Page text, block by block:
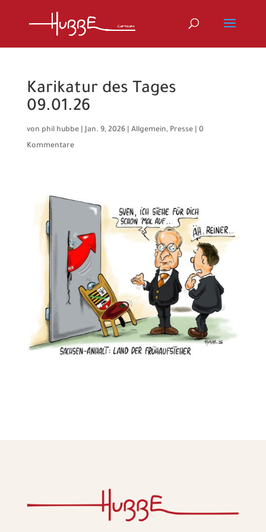
Karikatur des Tages
09.01.26
von phil hubbe|Jan. 9, 2026| Allgemein, Presse| 0
Kommentare